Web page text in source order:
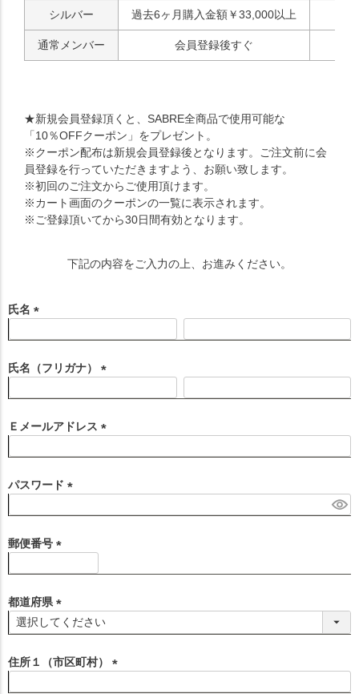
シルバー 過去6ヶ月購入金額￥33,000以上
通常メンバー 会員登録後すぐ
★新規会員登録頂くと、SABRE全商品で使用可能な
「10％OFFクーポン」をプレゼント。
※クーポン配布は新規会員登録後となります。ご注文前に会
員登録を行っていただきますよう、お願い致します。
※初回のご注文からご使用頂けます。
※カート画面のクーポンの一覧に表示されます。
※ご登録頂いてから30日間有効となります。
下記の内容をご入力の上、お進みください。
氏名
須
)
氏名（フリガナ）
須
)
Ｅメールアドレス
)
パスワード
)
郵便番号
須
)
都道府県
(
須
)
住所１（市区町村）